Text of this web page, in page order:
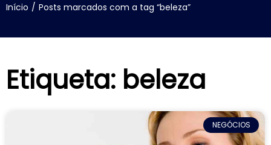
Início / Posts marcados com a tag “beleza”
Etiqueta: beleza
NEGÓCIOS